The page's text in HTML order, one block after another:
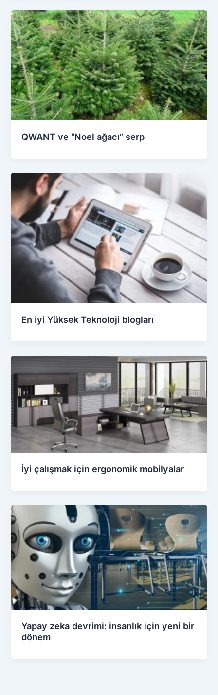
QWANT ve “Noel ağacı” serp
En iyi Yüksek Teknoloji blogları
İyi çalışmak için ergonomik mobilyalar
Yapay zeka devrimi: insanlık için yeni bir
dönem